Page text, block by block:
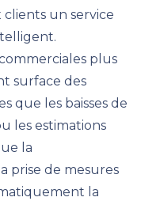
clients un service
plus
surface des
que les baisses de
les estimations
la
prise de mesures
la